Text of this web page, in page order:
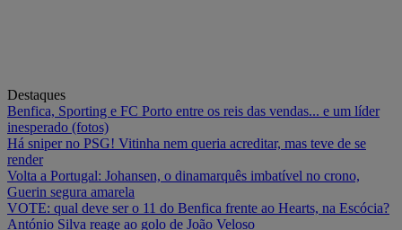
Destaques
Benfica, Sporting e FC Porto entre os reis das vendas... e um líder
inesperado (fotos)
Há sniper no PSG! Vitinha nem queria acreditar, mas teve de se
render
Volta a Portugal: Johansen, o dinamarquês imbatível no crono,
Guerin segura amarela
VOTE: qual deve ser o 11 do Benfica frente ao Hearts, na Escócia?
António Silva reage ao golo de João Veloso